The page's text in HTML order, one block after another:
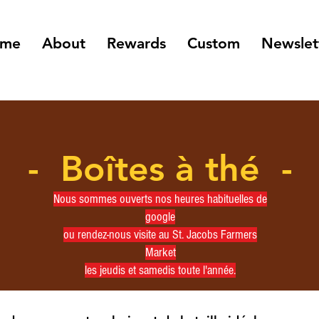
About Rewards Custom
- Boîtes à thé -
Nous sommes ouverts nos heures habituelles de
google
ou rendez-nous visite au St. Jacobs Farmers
Market
les jeudis et samedis toute l'année.